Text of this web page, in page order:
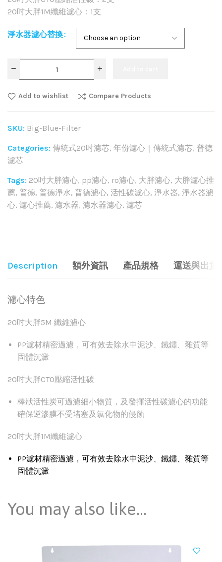
20吋大胖1M纖維濾心：1支
淨水器濾心替換
Add to wishlist Compare Products
SKU: Big-Blue-Filter
Categories: 傳統式20吋濾芯, 年份濾心｜傳統式濾芯, 普德
濾芯
Tags: 20吋大胖濾心, pp濾心, ro濾心, 大胖濾心, 大胖濾心推
薦, 普德, 普德淨水, 普德濾心, 活性碳濾心, 淨水器, 淨水器濾
心, 濾心推薦, 濾水器, 濾水器濾心, 濾芯
Description 額外資訊 產品規格 運送與出貨
濾心特色
20吋大胖5M 纖維濾心
PP濾材精密過濾，可有效去除水中泥沙、鐵鏽、雜質等
固體沉澱
20吋大胖CTO壓縮活性碳
棒狀活性炭可過濾細小物質，及發揮活性碳濾心的功能
確保逆滲膜不受堵塞及氯化物的侵蝕
20吋大胖1M纖維濾心
PP濾材精密過濾，可有效去除水中泥沙、鐵鏽、雜質等
固體沉澱
You may also like…